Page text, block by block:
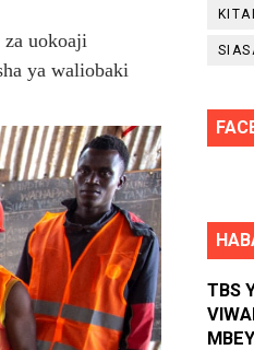
uokoaji
ya waliobaki
TBS